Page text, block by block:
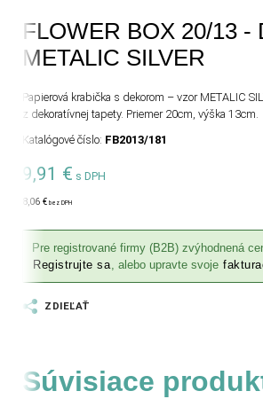
FLOWER BOX 20/13 -
METALIC SILVER
Papierová krabička s dekorom – vzor METALIC
z dekoratívnej tapety. Priemer 20cm, výška 13cm.
Katalógové číslo: FB2013/181
9,91 € s DPH
8,06 € bez DPH
Pre registrované firmy (B2B) zvýhodnená
Registrujte sa, alebo upravte svoje
ZDIEĽAŤ
Súvisiace